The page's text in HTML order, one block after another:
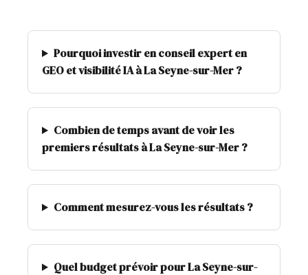
Pourquoi investir en conseil expert en
GEO et visibilité IA à La Seyne-sur-Mer ?
Combien de temps avant de voir les
premiers résultats à La Seyne-sur-Mer ?
Comment mesurez-vous les résultats ?
Quel budget prévoir pour La Seyne-sur-